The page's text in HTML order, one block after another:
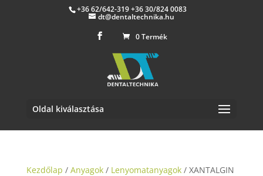
+36 62/642-319 +36 30/824 0083
dt@dentaltechnika.hu
0 Termék
Oldal kiválasztása
Kezdőlap / Anyagok/ Lenyomatanyagok/ XANTALGIN